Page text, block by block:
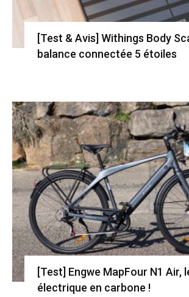
[Test & Avis] Withings Body
balance connectée 5 étoiles
[Test] Engwe MapFour N1 Air,
électrique en carbone !